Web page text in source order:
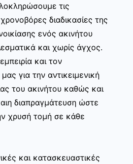
τις
διαδικασίες της
ενός ακινήτου
και χωρίς άγχος.
και τον
για την αντικειμενική
του ακινήτου καθώς και
διαπραγμάτευση ώστε
χρυσή τομή σε κάθε
και κατασκευαστικές